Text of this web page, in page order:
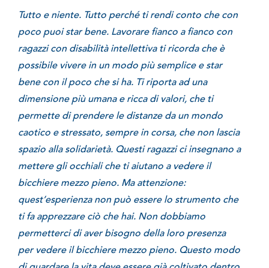
Tutto e niente. Tutto perché ti rendi conto che con
poco puoi star bene. Lavorare fianco a fianco con
ragazzi con disabilità intellettiva ti ricorda che è
possibile vivere in un modo più semplice e star
bene con il poco che si ha. Ti riporta ad una
dimensione più umana e ricca di valori, che ti
permette di prendere le distanze da un mondo
caotico e stressato, sempre in corsa, che non lascia
spazio alla solidarietà. Questi ragazzi ci insegnano a
mettere gli occhiali che ti aiutano a vedere il
bicchiere mezzo pieno. Ma attenzione:
quest’esperienza non può essere lo strumento che
ti fa apprezzare ciò che hai. Non dobbiamo
permetterci di aver bisogno della loro presenza
per vedere il bicchiere mezzo pieno. Questo modo